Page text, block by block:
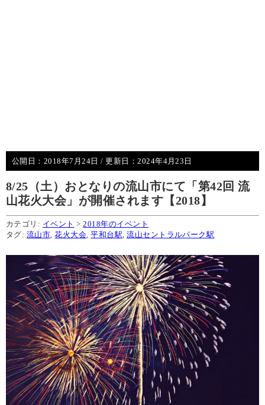
公開日： 2018年7月24日 / 更新日：2024年4月23日
8/25（土）おとなりの流山市にて「第42回 流
山花火大会」が開催されます【2018】
カテゴリ: イベント >2018年のイベント
タグ: 流山市 ,花火大会 ,平和台駅 ,流山セントラルパーク駅